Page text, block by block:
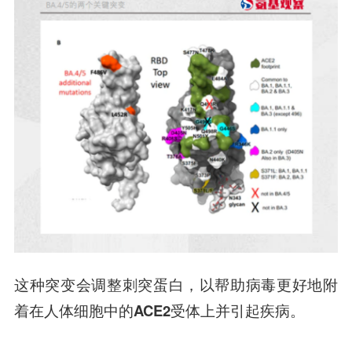
这种突变会调整刺突蛋白，以帮助病毒更好地附
着在人体细胞中的ACE2受体上并引起疾病。